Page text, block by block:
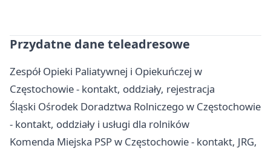
Przydatne dane teleadresowe
Zespół Opieki Paliatywnej i Opiekuńczej w
Częstochowie - kontakt, oddziały, rejestracja
Śląski Ośrodek Doradztwa Rolniczego w Częstochowie
- kontakt, oddziały i usługi dla rolników
Komenda Miejska PSP w Częstochowie - kontakt, JRG,